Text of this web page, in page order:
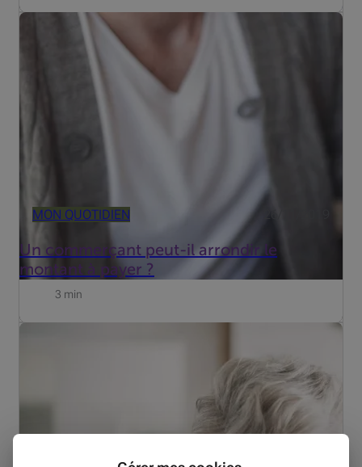
MON QUOTIDIEN
Un commerçant peut-il arrondir le
montant à payer ?
C'est depuis 2014 que les entreprises sont autorisées à
arrondir le montant total d'une facture au multiple de
cinq centimes d'euro le plus proche, soit 2,35 euros en
lieu et place de 2,36 euros. Dès le 1er décembre,l'arro...
3 min
Tous les autres retraités sont soumis au plafonnement
plafond, leur pension est réduite, voire supprimée.